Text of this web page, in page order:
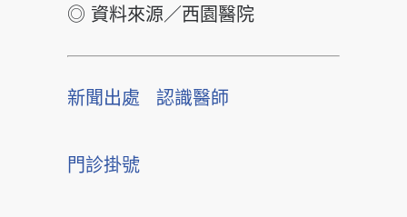
◎ 資料來源／西園醫院
新聞出處 認識醫師
門診掛號